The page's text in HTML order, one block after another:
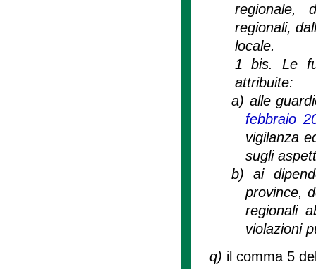
regionale,
regionali,
locale.
1 bis. Le
attribuite:
a) alle
febbraio
vigilanza
sugli
b)ai
province,
regionali
violazioni
q) il comma 5